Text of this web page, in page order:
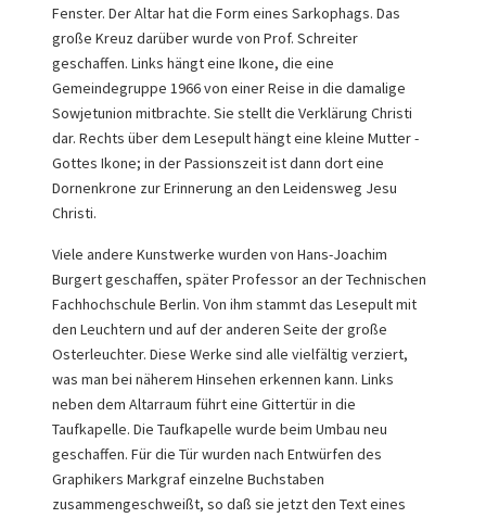
Fenster. Der Altar hat die Form eines Sarkophags. Das
große Kreuz darüber wurde von Prof. Schreiter
geschaffen. Links hängt eine Ikone, die eine
Gemeindegruppe 1966 von einer Reise in die damalige
Sowjetunion mitbrachte. Sie stellt die Verklärung Christi
dar. Rechts über dem Lesepult hängt eine kleine Mutter -
Gottes Ikone; in der Passionszeit ist dann dort eine
Dornenkrone zur Erinnerung an den Leidensweg Jesu
Christi.
Viele andere Kunstwerke wurden von Hans-Joachim
Burgert geschaffen, später Professor an der Technischen
Fachhochschule Berlin. Von ihm stammt das Lesepult mit
den Leuchtern und auf der anderen Seite der große
Osterleuchter. Diese Werke sind alle vielfältig verziert,
was man bei näherem Hinsehen erkennen kann. Links
neben dem Altarraum führt eine Gittertür in die
Taufkapelle. Die Taufkapelle wurde beim Umbau neu
geschaffen. Für die Tür wurden nach Entwürfen des
Graphikers Markgraf einzelne Buchstaben
zusammengeschweißt, so daß sie jetzt den Text eines